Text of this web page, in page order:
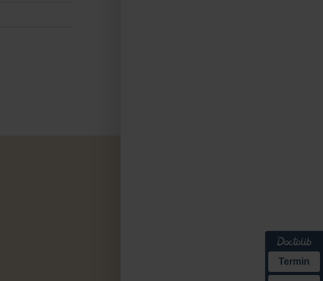
Termin